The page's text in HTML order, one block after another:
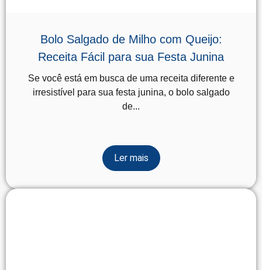
Bolo Salgado de Milho com Queijo:
Receita Fácil para sua Festa Junina
Se você está em busca de uma receita diferente e
irresistível para sua festa junina, o bolo salgado
de...
Ler mais